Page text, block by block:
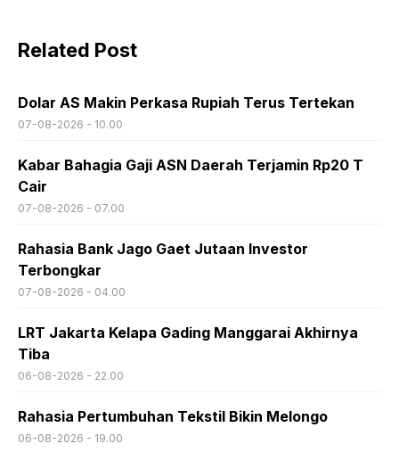
Related Post
Dolar AS Makin Perkasa Rupiah Terus Tertekan
07-08-2026 - 10.00
Kabar Bahagia Gaji ASN Daerah Terjamin Rp20 T
Cair
07-08-2026 - 07.00
Rahasia Bank Jago Gaet Jutaan Investor
Terbongkar
07-08-2026 - 04.00
LRT Jakarta Kelapa Gading Manggarai Akhirnya
Tiba
06-08-2026 - 22.00
Rahasia Pertumbuhan Tekstil Bikin Melongo
06-08-2026 - 19.00